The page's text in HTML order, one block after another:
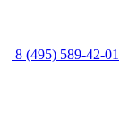
8 (495) 589-42-01